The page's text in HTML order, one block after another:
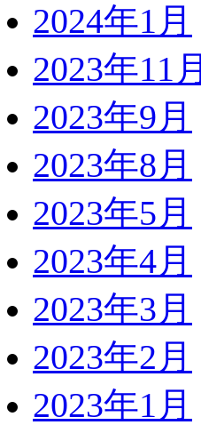
2024年1月
2023年11月
2023年9月
2023年8月
2023年5月
2023年4月
2023年3月
2023年2月
2023年1月